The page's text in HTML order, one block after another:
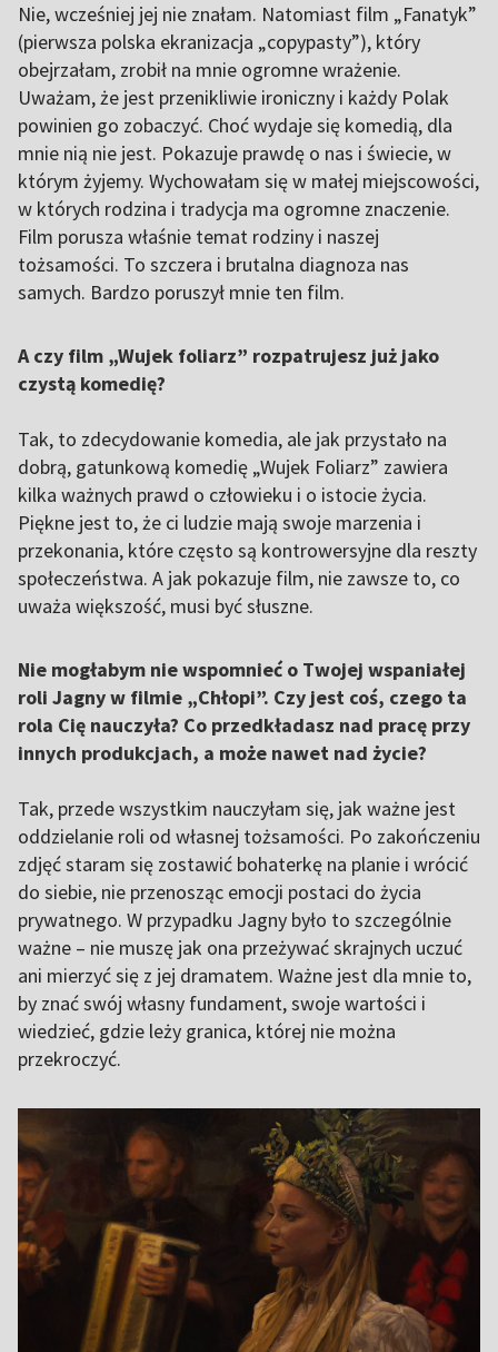
Nie, wcześniej jej nie znałam. Natomiast film „Fanatyk”
(pierwsza polska ekranizacja „copypasty”), który
obejrzałam, zrobił na mnie ogromne wrażenie.
Uważam, że jest przenikliwie ironiczny i każdy Polak
powinien go zobaczyć. Choć wydaje się komedią, dla
mnie nią nie jest. Pokazuje prawdę o nas i świecie, w
którym żyjemy. Wychowałam się w małej miejscowości,
w których rodzina i tradycja ma ogromne znaczenie.
Film porusza właśnie temat rodziny i naszej
tożsamości. To szczera i brutalna diagnoza nas
samych. Bardzo poruszył mnie ten film.
A czy film „Wujek foliarz” rozpatrujesz już jako
czystą komedię?
Tak, to zdecydowanie komedia, ale jak przystało na
dobrą, gatunkową komedię „Wujek Foliarz” zawiera
kilka ważnych prawd o człowieku i o istocie życia.
Piękne jest to, że ci ludzie mają swoje marzenia i
przekonania, które często są kontrowersyjne dla reszty
społeczeństwa. A jak pokazuje film, nie zawsze to, co
uważa większość, musi być słuszne.
Nie mogłabym nie wspomnieć o Twojej wspaniałej
roli Jagny w filmie „Chłopi”. Czy jest coś, czego ta
rola Cię nauczyła? Co przedkładasz nad pracę przy
innych produkcjach, a może nawet nad życie?
Tak, przede wszystkim nauczyłam się, jak ważne jest
oddzielanie roli od własnej tożsamości. Po zakończeniu
zdjęć staram się zostawić bohaterkę na planie i wrócić
do siebie, nie przenosząc emocji postaci do życia
prywatnego. W przypadku Jagny było to szczególnie
ważne – nie muszę jak ona przeżywać skrajnych uczuć
ani mierzyć się z jej dramatem. Ważne jest dla mnie to,
by znać swój własny fundament, swoje wartości i
wiedzieć, gdzie leży granica, której nie można
przekroczyć.